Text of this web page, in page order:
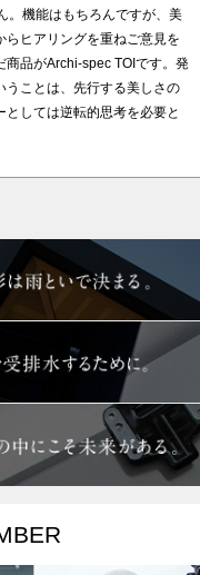
。機能はもちろんですが、美
らヒアリングを重ねご意見を
商品がArchi-spec TOIです。発
うことは、先行する美しさの
しては逆転的思考を必要と